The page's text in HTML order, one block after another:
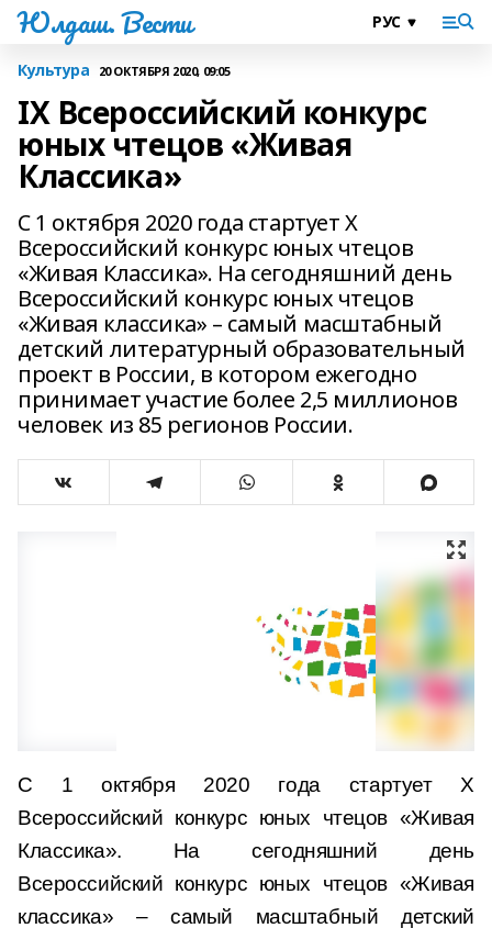
Юлдаш. Вести
Культура 20 ОКТЯБРЯ 2020, 09:05
IX Всероссийский конкурс
юных чтецов «Живая
Классика»
C 1 октября 2020 года стартует X
Всероссийский конкурс юных чтецов
«Живая Классика». На сегодняшний день
Всероссийский конкурс юных чтецов
«Живая классика» – самый масштабный
детский литературный образовательный
проект в России, в котором ежегодно
принимает участие более 2,5 миллионов
человек из 85 регионов России.
C 1 октября 2020 года стартует X
Всероссийский конкурс юных чтецов «Живая
Классика». На сегодняшний день
Всероссийский конкурс юных чтецов «Живая
классика» – самый масштабный детский